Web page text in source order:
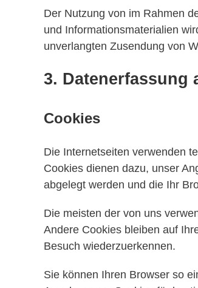
Der Nutzung von im Rahmen
und Informationsmaterialien
unverlangten Zusendung von
3. Datenerfassung
Cookies
Die Internetseiten verwenden
Cookies dienen dazu, unser
abgelegt werden und die Ihr
Die meisten der von uns
Andere Cookies bleiben auf
Besuch wiederzuerkennen.
Sie können Ihren Browser so